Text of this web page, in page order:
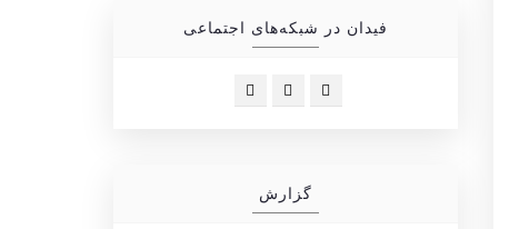
فیدان در شبکه‌های اجتماعی
گزارش